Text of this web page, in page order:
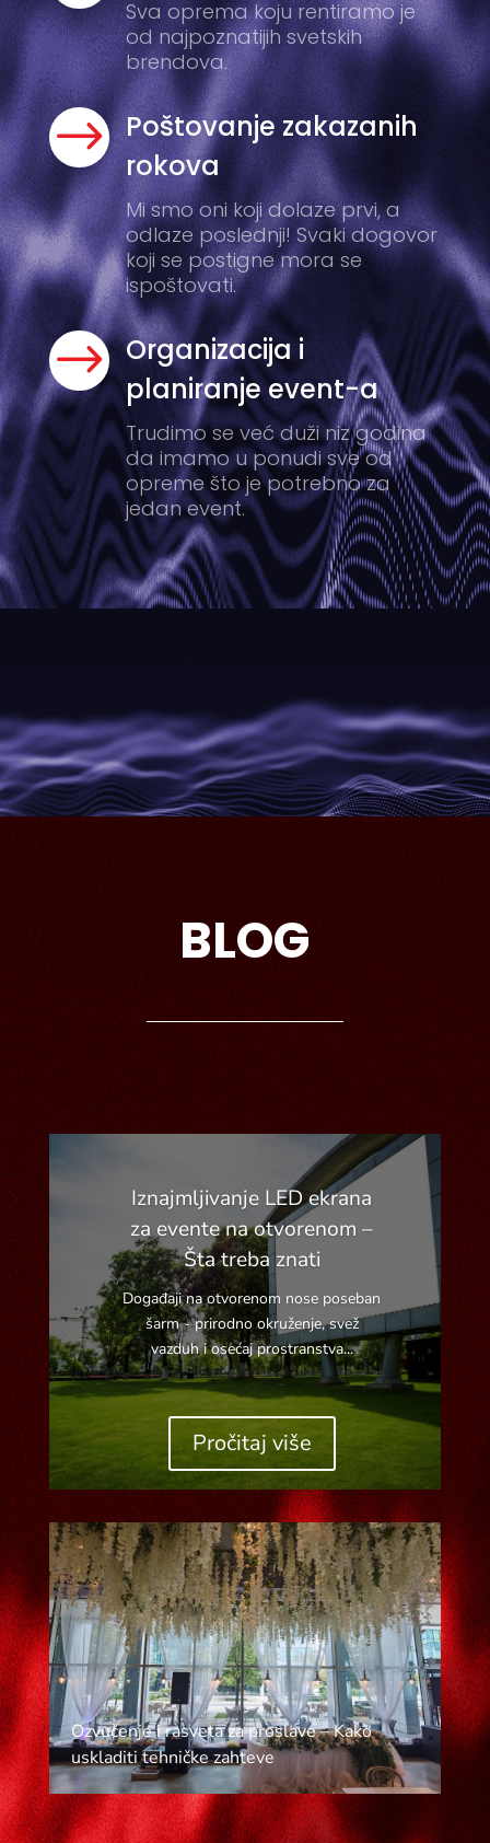
Sva oprema koju rentiramo je
od najpoznatijih svetskih
brendova.
$ Poštovanje zakazanih
rokova
Mi smo oni koji dolaze prvi, a
odlaze poslednji! Svaki dogovor
koji se postigne mora se
ispoštovati.
$ Organizacija i
planiranje event-a
Trudimo se već duži niz godina
da imamo u ponudi sve od
opreme što je potrebno za
jedan event.
BLOG
Iznajmljivanje LED ekrana
za evente na otvorenom –
Šta treba znati
Događaji na otvorenom nose poseban
šarm - prirodno okruženje, svež
vazduh i osećaj prostranstva...
Pročitaj više
Ozvučenje i rasveta za proslave – Kako
uskladiti tehničke zahteve